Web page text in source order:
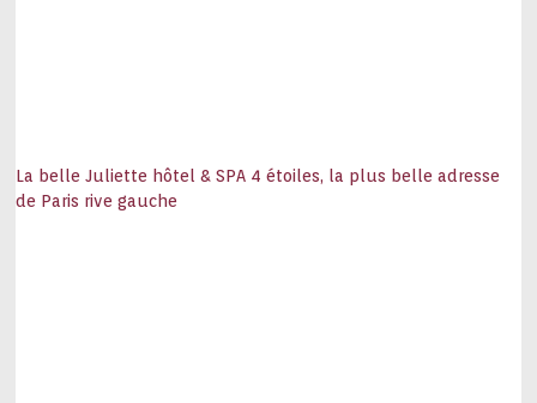
La belle Juliette hôtel & SPA 4 étoiles, la plus belle adresse
de Paris rive gauche